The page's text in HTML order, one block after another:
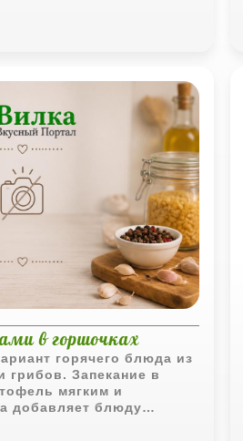
в горшочках
горячего блюда из
грибов. Запекание в
мягким и
добавляет блюду